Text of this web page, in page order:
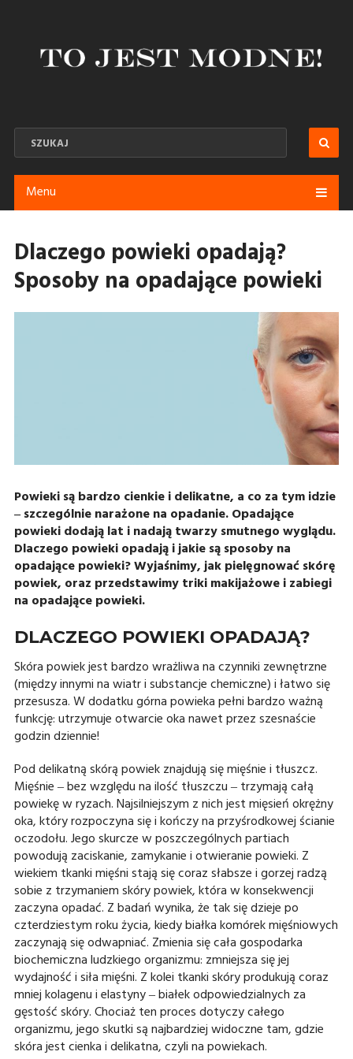
Menu
Dlaczego powieki opadają?
Sposoby na opadające powieki
Powieki są bardzo cienkie i delikatne, a co za tym idzie
‒ szczególnie narażone na opadanie. Opadające
powieki dodają lat i nadają twarzy smutnego wyglądu.
Dlaczego powieki opadają i jakie są sposoby na
opadające powieki? Wyjaśnimy, jak pielęgnować skórę
powiek, oraz przedstawimy triki makijażowe i zabiegi
na opadające powieki.
DLACZEGO POWIEKI OPADAJĄ?
Skóra powiek jest bardzo wrażliwa na czynniki zewnętrzne
(między innymi na wiatr i substancje chemiczne) i łatwo się
przesusza. W dodatku górna powieka pełni bardzo ważną
funkcję: utrzymuje otwarcie oka nawet przez szesnaście
godzin dziennie!
Pod delikatną skórą powiek znajdują się mięśnie i tłuszcz.
Mięśnie ‒ bez względu na ilość tłuszczu ‒ trzymają całą
powiekę w ryzach. Najsilniejszym z nich jest mięsień okrężny
oka, który rozpoczyna się i kończy na przyśrodkowej ścianie
oczodołu. Jego skurcze w poszczególnych partiach
powodują zaciskanie, zamykanie i otwieranie powieki. Z
wiekiem tkanki mięśni stają się coraz słabsze i gorzej radzą
sobie z trzymaniem skóry powiek, która w konsekwencji
zaczyna opadać. Z badań wynika, że tak się dzieje po
czterdziestym roku życia, kiedy białka komórek mięśniowych
zaczynają się odwapniać. Zmienia się cała gospodarka
biochemiczna ludzkiego organizmu: zmniejsza się jej
wydajność i siła mięśni. Z kolei tkanki skóry produkują coraz
mniej kolagenu i elastyny ‒ białek odpowiedzialnych za
gęstość skóry. Chociaż ten proces dotyczy całego
organizmu, jego skutki są najbardziej widoczne tam, gdzie
skóra jest cienka i delikatna, czyli na powiekach.